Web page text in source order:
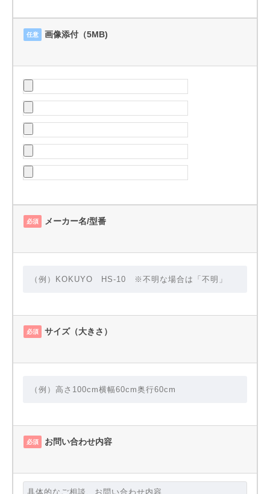
任意 画像添付（5MB)
必須 メーカー名/型番
必須 サイズ（大きさ）
必須 お問い合わせ内容